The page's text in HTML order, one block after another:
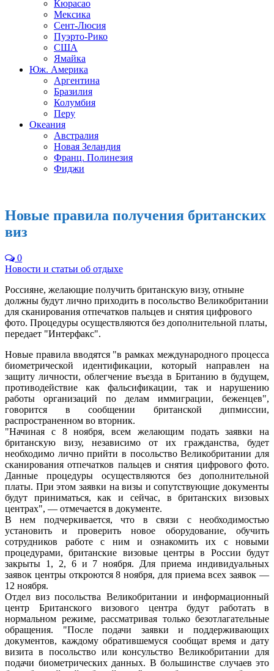
Кюрасао
Мексика
Сент-Люсия
Пуэрто-Рико
США
Ямайка
Юж. Америка
Аргентина
Бразилия
Колумбия
Перу
Океания
Австралия
Новая Зеландия
Франц. Полинезия
Фиджи
Новые правила получения британских
виз
0
Новости и статьи об отдыхе
Россияне, желающие получить британскую визу, отныне
должны будут лично приходить в посольство Великобритании
для сканирования отпечатков пальцев и снятия цифрового
фото. Процедуры осуществляются без дополнительной платы,
передает "Интерфакс".
Новые правила вводятся "в рамках международного процесса
биометрической идентификации, который направлен на
защиту личности, облегчение въезда в Британию в будущем,
противодействие как фальсификации, так и нарушению
работы организаций по делам иммиграции, беженцев",
говорится в сообщении британской дипмиссии,
распространенном во вторник.
"Начиная с 8 ноября, всем желающим подать заявки на
британскую визу, независимо от их гражданства, будет
необходимо лично прийти в посольство Великобритании для
сканирования отпечатков пальцев и снятия цифрового фото.
Данные процедуры осуществляются без дополнительной
платы. При этом заявки на визы и сопутствующие документы
будут приниматься, как и сейчас, в британских визовых
центрах", — отмечается в документе.
В нем подчеркивается, что в связи с необходимостью
установить и проверить новое оборудование, обучить
сотрудников работе с ним и ознакомить их с новыми
процедурами, британские визовые центры в России будут
закрыты 1, 2, 6 и 7 ноября. Для приема индивидуальных
заявок центры откроются 8 ноября, для приема всех заявок —
12 ноября.
Отдел виз посольства Великобритании и информационный
центр Британского визового центра будут работать в
нормальном режиме, рассматривая только безотлагательные
обращения. "После подачи заявки и поддерживающих
документов, каждому обратившемуся сообщат время и дату
визита в посольство или консульство Великобритании для
подачи биометрических данных. В большинстве случаев это